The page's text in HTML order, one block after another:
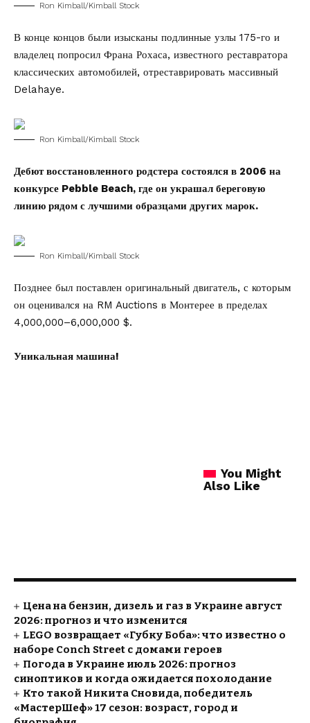
Ron Kimball/Kimball Stock
В конце концов были изысканы подлинные узлы 175-го и
владелец попросил Франа Рохаса, известного реставратора
классических автомобилей, отреставрировать массивный
Delahaye.
Ron Kimball/Kimball Stock
Дебют восстановленного родстера состоялся в 2006 на
конкурсе Pebble Beach, где он украшал береговую
линию рядом с лучшими образцами других марок.
Ron Kimball/Kimball Stock
Позднее был поставлен оригинальный двигатель, с которым
он оценивался на RM Auctions в Монтерее в пределах
4,000,000–6,000,000 $.
Уникальная машина!
You Might
Also Like
Цена на бензин, дизель и газ в Украине август
2026: прогноз и что изменится
LEGO возвращает «Губку Боба»: что известно о
наборе Conch Street с домами героев
Погода в Украине июль 2026: прогноз
синоптиков и когда ожидается похолодание
Кто такой Никита Сновида, победитель
«МастерШеф» 17 сезон: возраст, город и